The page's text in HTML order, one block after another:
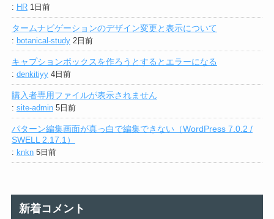
: HR 1日前
タームナビゲーションのデザイン変更と表示について
: botanical-study 2日前
キャプションボックスを作ろうとするとエラーになる
: denkitiyy 4日前
購入者専用ファイルが表示されません
: site-admin 5日前
パターン編集画面が真っ白で編集できない（WordPress 7.0.2 /
SWELL 2.17.1）
: knkn 5日前
新着コメント